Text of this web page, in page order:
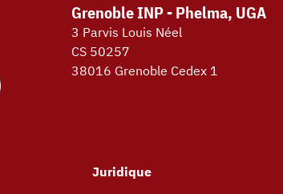
Grenoble INP - Phelma, UGA
3 Parvis Louis Néel
CS 50257
38016 Grenoble Cedex 1
Juridique